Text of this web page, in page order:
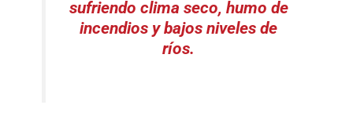
sufriendo clima seco, humo de
incendios y bajos niveles de
ríos.